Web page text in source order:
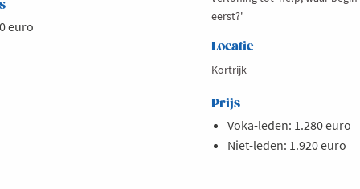
euro
eerst?'
Locatie
Kortrijk
Prijs
Voka-leden: 1.280 euro
Niet-leden: 1.920 euro